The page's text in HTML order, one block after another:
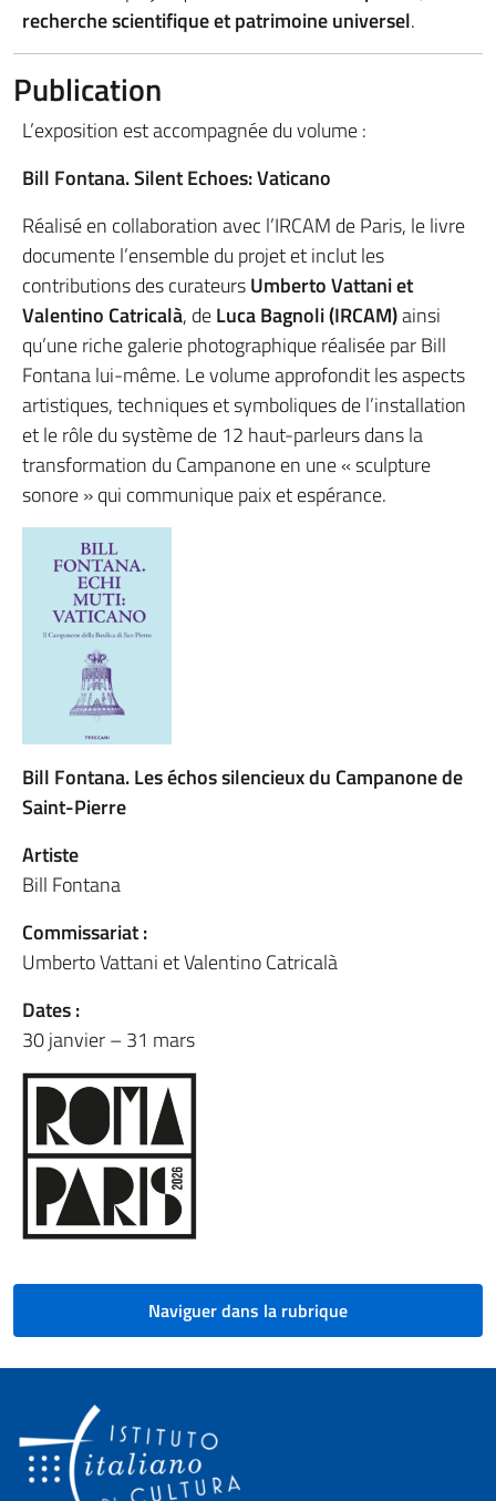
recherche scientifique et patrimoine universel.
Publication
L’exposition est accompagnée du volume :
Bill Fontana. Silent Echoes: Vaticano
Réalisé en collaboration avec l’IRCAM de Paris, le livre
documente l’ensemble du projet et inclut les
contributions des curateursUmberto Vattani et
Valentino Catricalà, deLuca Bagnoli (IRCAM)ainsi
qu’une riche galerie photographique réalisée par Bill
Fontana lui-même. Le volume approfondit les aspects
artistiques, techniques et symboliques de l’installation
et le rôle du système de 12 haut-parleurs dans la
transformation du Campanone en une « sculpture
sonore » qui communique paix et espérance.
Bill Fontana. Les échos silencieux du Campanone de
Saint-Pierre
Artiste
Bill Fontana
Commissariat :
Umberto Vattani et Valentino Catricalà
Dates :
30 janvier – 31 mars
Naviguer dans la rubrique